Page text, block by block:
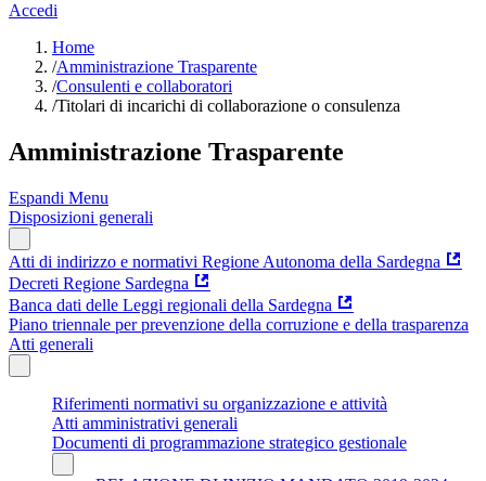
Accedi
Home
/Amministrazione Trasparente
/Consulenti e collaboratori
/Titolari di incarichi di collaborazione o consulenza
Amministrazione Trasparente
Espandi Menu
Disposizioni generali
Atti di indirizzo e normativi Regione Autonoma della Sardegna
Decreti Regione Sardegna
Banca dati delle Leggi regionali della Sardegna
Piano triennale per prevenzione della corruzione e della trasparenza
Atti generali
Riferimenti normativi su organizzazione e attività
Atti amministrativi generali
Documenti di programmazione strategico gestionale